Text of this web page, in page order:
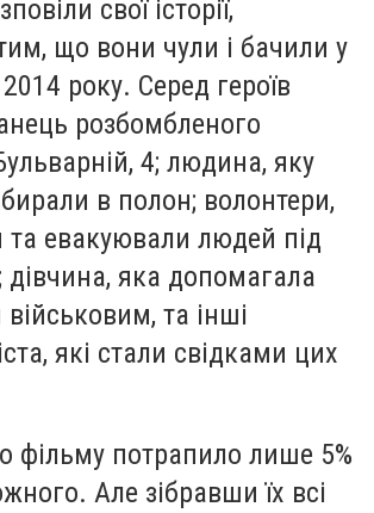
свої історії,
що вони чули і бачили у
2014 року. Серед героїв
розбомбленого
4; людина, яку
в полон; волонтери,
та евакуювали людей під
дівчина, яка допомагала
та інші
які стали свідками цих
фільму потрапило лише 5%
Але зібравши їх всі